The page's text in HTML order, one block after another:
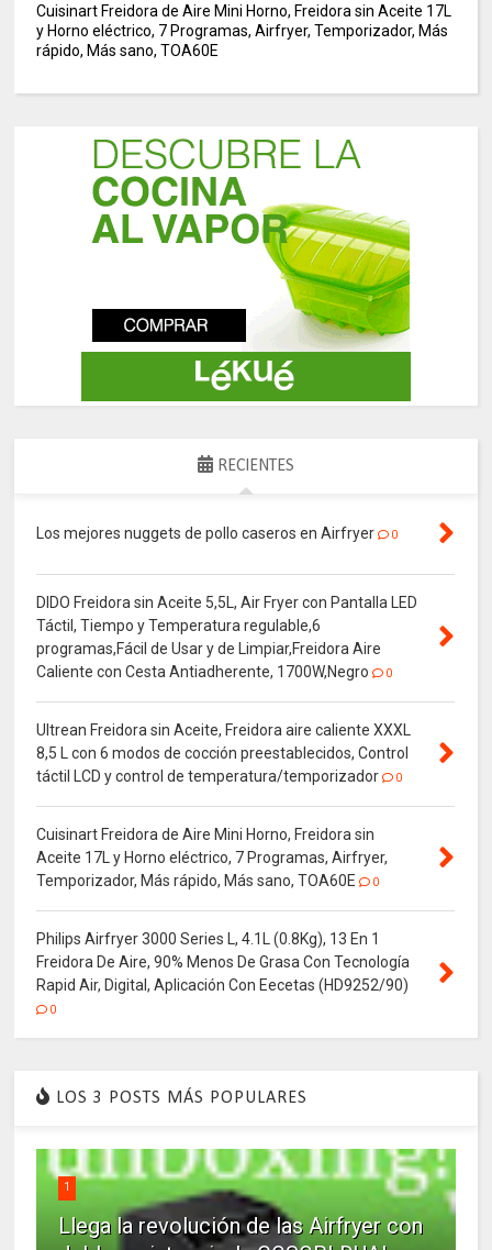
Cuisinart Freidora de Aire Mini Horno, Freidora sin Aceite 17L
y Horno eléctrico, 7 Programas, Airfryer, Temporizador, Más
rápido, Más sano, TOA60E
RECIENTES
Los mejores nuggets de pollo caseros en Airfryer 0
DIDO Freidora sin Aceite 5,5L, Air Fryer con Pantalla LED
Táctil, Tiempo y Temperatura regulable,6
programas,Fácil de Usar y de Limpiar,Freidora Aire
Caliente con Cesta Antiadherente, 1700W,Negro
0
Ultrean Freidora sin Aceite, Freidora aire caliente XXXL
8,5 L con 6 modos de cocción preestablecidos, Control
táctil LCD y control de temperatura/temporizador
0
Cuisinart Freidora de Aire Mini Horno, Freidora sin
Aceite 17L y Horno eléctrico, 7 Programas, Airfryer,
Temporizador, Más rápido, Más sano, TOA60E
0
Philips Airfryer 3000 Series L, 4.1L (0.8Kg), 13 En 1
Freidora De Aire, 90% Menos De Grasa Con Tecnología
Rapid Air, Digital, Aplicación Con Eecetas (HD9252/90)
0
LOS 3 POSTS MÁS POPULARES
1
Llega la revolución de las Airfryer con